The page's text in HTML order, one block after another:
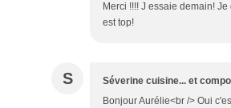
Merci !!!! J essaie demain!
est top!
S Séverine cuisine... et
Bonjour Aurélie<br /> Oui